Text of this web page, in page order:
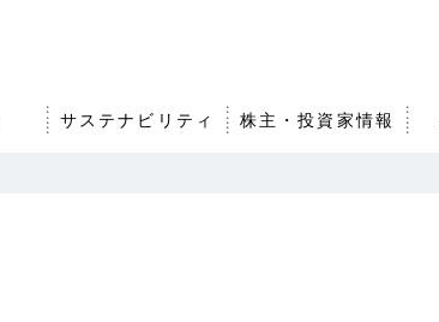
サステナビリティ 株主・投資家情報